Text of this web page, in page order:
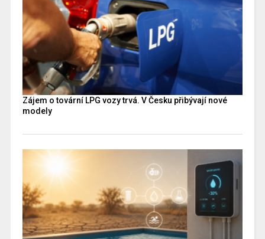
Zájem o tovární LPG vozy trvá. V Česku přibývají nové
modely